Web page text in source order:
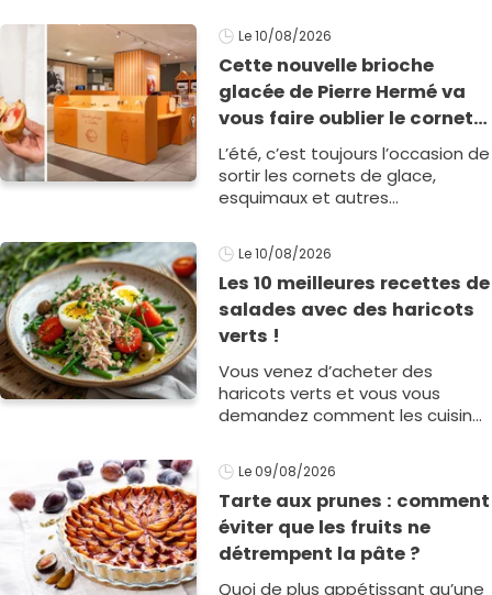
Le 10/08/2026
Cette nouvelle brioche
glacée de Pierre Hermé va
vous faire oublier le cornet
pour cet été
L’été, c’est toujours l’occasion de
sortir les cornets de glace,
esquimaux et autres
en a une qui risque de vous faire
tourner l1
Le 10/08/2026
Les 10 meilleures recettes de
salades avec des haricots
verts !
Vous venez d’acheter des
haricots verts et vous vous
demandez comment les cuisiner
sélectionné les meilleures
recettes de salades de haricots
verts s1
Le 09/08/2026
Tarte aux prunes : comment
éviter que les fruits ne
détrempent la pâte ?
Quoi de plus appétissant qu’une